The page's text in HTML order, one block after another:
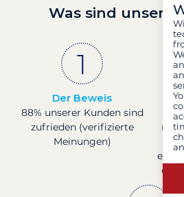
Was sind unsere
Der Beweis
88% unserer Kunden sind
zufrieden (verifizierte
Meinungen)
mit
eine
der